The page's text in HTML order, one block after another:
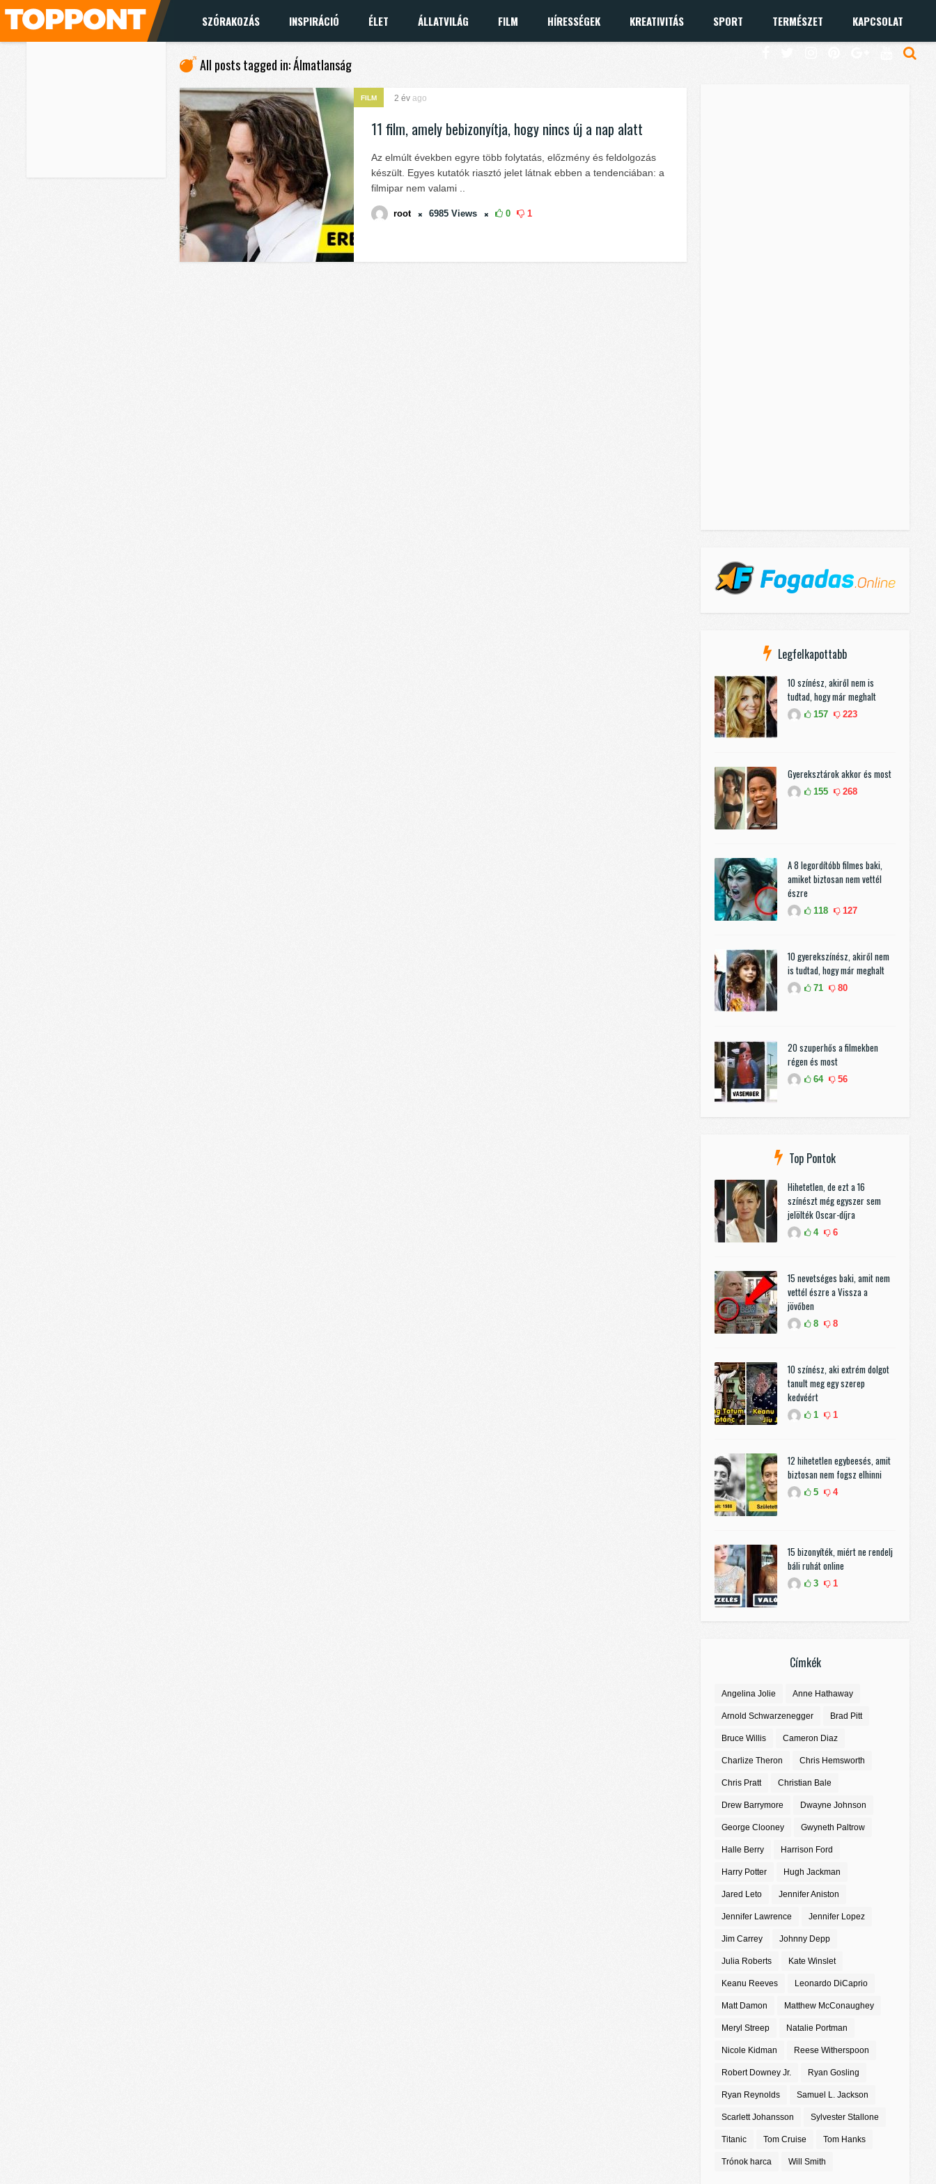
SZÓRAKOZÁS INSPIRÁCIÓ ÉLET ÁLLATVILÁG FILM HÍRESSÉGEK KREATIVITÁS SPORT TERMÉSZET KAPCSOLAT
All posts tagged in: Álmatlanság
FILM 2 év ago
11 film, amely bebizonyítja, hogy nincs új a nap alatt
Az elmúlt években egyre több folytatás, előzmény és feldolgozás
készült. Egyes kutatók riasztó jelet látnak ebben a tendenciában: a
filmipar nem valami ..
root 6985 Views 0 1
Legfelkapottabb
10 színész, akiről nem is
tudtad, hogy már meghalt
157 223
Gyereksztárok akkor és most
155 268
A 8 legordítóbb filmes baki,
amiket biztosan nem vettél
észre
118 127
10 gyerekszínész, akiről nem
is tudtad, hogy már meghalt
71 80
20 szuperhős a filmekben
régen és most
64 56
Top Pontok
Hihetetlen, de ezt a 16
színészt még egyszer sem
jelölték Oscar-díjra
4 6
15 nevetséges baki, amit nem
vettél észre a Vissza a
jövőben
8 8
10 színész, aki extrém dolgot
tanult meg egy szerep
kedvéért
1 1
12 hihetetlen egybeesés, amit
biztosan nem fogsz elhinni
5 4
15 bizonyíték, miért ne rendelj
báli ruhát online
3 1
Címkék
Angelina Jolie Anne Hathaway
Arnold Schwarzenegger Brad Pitt
Bruce Willis Cameron Diaz
Charlize Theron Chris Hemsworth
Chris Pratt Christian Bale
Drew Barrymore Dwayne Johnson
George Clooney Gwyneth Paltrow
Halle Berry Harrison Ford
Harry Potter Hugh Jackman
Jared Leto Jennifer Aniston
Jennifer Lawrence Jennifer Lopez
Jim Carrey Johnny Depp
Julia Roberts Kate Winslet
Keanu Reeves Leonardo DiCaprio
Matt Damon Matthew McConaughey
Meryl Streep Natalie Portman
Nicole Kidman Reese Witherspoon
Robert Downey Jr. Ryan Gosling
Ryan Reynolds Samuel L. Jackson
Scarlett Johansson Sylvester Stallone
Titanic Tom Cruise Tom Hanks
Trónok harca Will Smith